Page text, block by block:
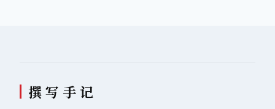
撰 写 手 记